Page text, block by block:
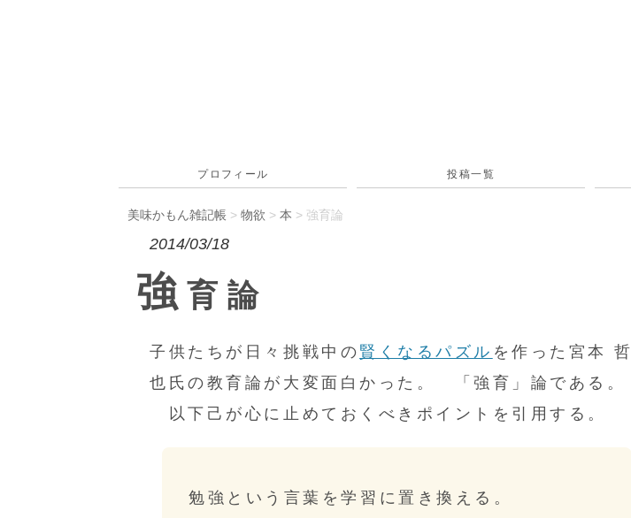
プロフィール 投稿一覧
美味かもん雑記帳 >物欲 >本 > 強育論
2014/03/18
強 育論
子供たちが日々挑戦中の 賢くなるパズル を作った宮本 哲
也氏の教育論が大変面白かった。 「強育」論である。
以下己が心に止めておくべきポイントを引用する。
勉強という言葉を学習に置き換える。